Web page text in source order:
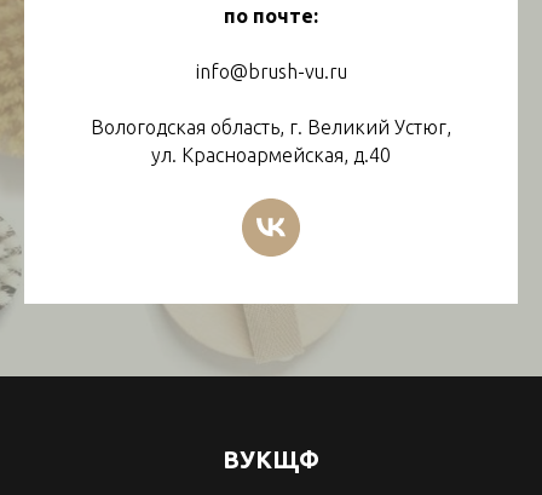
по почте:
info@brush-vu.ru
Вологодская область, г. Великий Устюг,
ул. Красноармейская, д.40
ВУКЩФ